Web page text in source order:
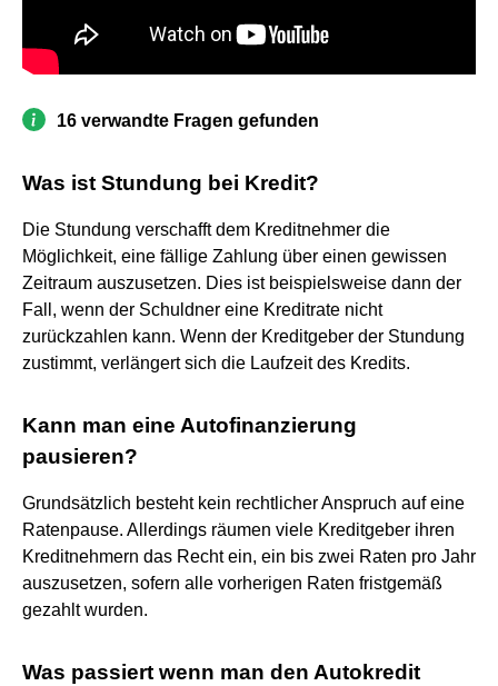
16 verwandte Fragen gefunden
Was ist Stundung bei Kredit?
Die Stundung verschafft dem Kreditnehmer die
Möglichkeit, eine fällige Zahlung über einen gewissen
Zeitraum auszusetzen. Dies ist beispielsweise dann der
Fall, wenn der Schuldner eine Kreditrate nicht
zurückzahlen kann. Wenn der Kreditgeber der Stundung
zustimmt, verlängert sich die Laufzeit des Kredits.
Kann man eine Autofinanzierung
pausieren?
Grundsätzlich besteht kein rechtlicher Anspruch auf eine
Ratenpause. Allerdings räumen viele Kreditgeber ihren
Kreditnehmern das Recht ein, ein bis zwei Raten pro Jahr
auszusetzen, sofern alle vorherigen Raten fristgemäß
gezahlt wurden.
Was passiert wenn man den Autokredit